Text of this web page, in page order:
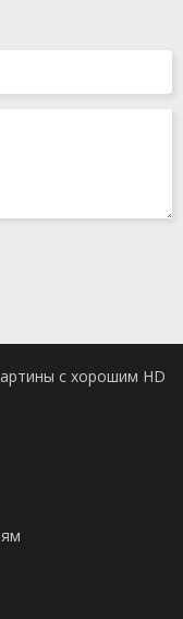
с хорошим HD